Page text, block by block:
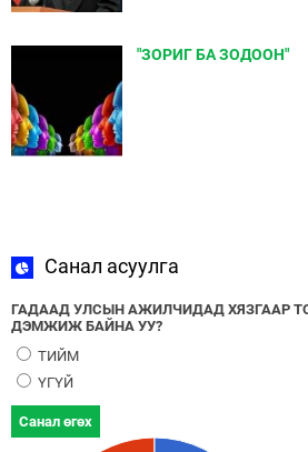
"ЗОРИГ БА ЗОДООН"
Санал асуулга
ГАДААД УЛСЫН АЖИЛЧИДАД ХЯЗГААР
ДЭМЖИЖ БАЙНА УУ?
ТИЙМ
ҮГҮЙ
Санал өгөх